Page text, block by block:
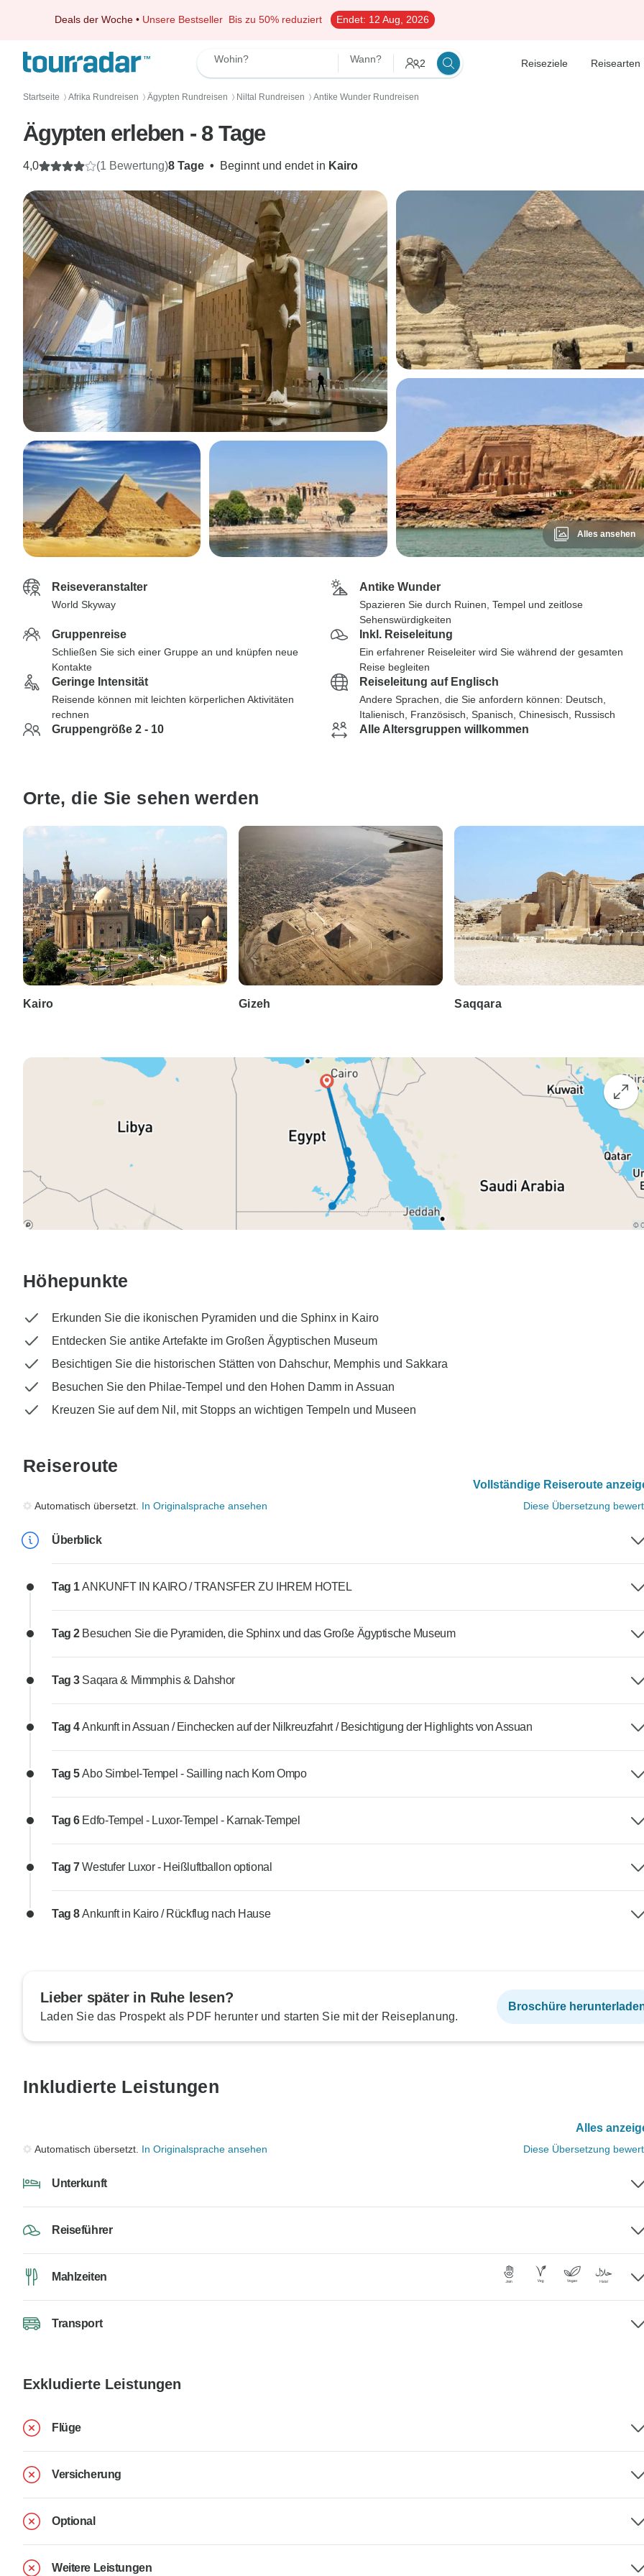
Deals der Woche • Unsere Bestseller Bis zu 50% reduziert Endet: 12 Aug, 2026
Wohin? Wann? 2 Reiseziele Reisearten
Startseite 〉 Afrika Rundreisen 〉 Ägypten Rundreisen 〉 Niltal Rundreisen 〉 Antike Wunder Rundreisen
Ägypten erleben - 8 Tage
8 Tage • Beginnt und endet in Kairo
4,0 (1 Bewertung)
Alles ansehen
Reiseveranstalter
World Skyway
Antike Wunder
Spazieren Sie durch Ruinen, Tempel und zeitlose
Sehenswürdigkeiten
Gruppenreise
Schließen Sie sich einer Gruppe an und knüpfen neue
Kontakte
Inkl. Reiseleitung
Ein erfahrener Reiseleiter wird Sie während der gesamten
Reise begleiten
Geringe Intensität
Reisende können mit leichten körperlichen Aktivitäten
rechnen
Reiseleitung auf Englisch
Andere Sprachen, die Sie anfordern können: Deutsch,
Italienisch, Französisch, Spanisch, Chinesisch, Russisch
Gruppengröße 2 - 10 Alle Altersgruppen willkommen
Orte, die Sie sehen werden
Kairo Gizeh Saqqara
Höhepunkte
Erkunden Sie die ikonischen Pyramiden und die Sphinx in Kairo
Entdecken Sie antike Artefakte im Großen Ägyptischen Museum
Besichtigen Sie die historischen Stätten von Dahschur, Memphis und Sakkara
Besuchen Sie den Philae-Tempel und den Hohen Damm in Assuan
Kreuzen Sie auf dem Nil, mit Stopps an wichtigen Tempeln und Museen
Reiseroute
Vollständige Reiseroute
Automatisch übersetzt. In Originalsprache ansehen Diese Übersetzung
Überblick
Tag 1ANKUNFT IN KAIRO / TRANSFER ZU IHREM HOTEL
Tag 2 Besuchen Sie die Pyramiden, die Sphinx und das Große Ägyptische Museum
Tag 3 Saqara & Mimmphis & Dahshor
Tag 4Ankunft in Assuan / Einchecken auf der Nilkreuzfahrt / Besichtigung der Highlights von Assuan
Tag 5Abo Simbel-Tempel - Sailling nach Kom Ompo
Tag 6 Edfo-Tempel - Luxor-Tempel - Karnak-Tempel
Tag 7Westufer Luxor - Heißluftballon optional
Tag 8Ankunft in Kairo / Rückflug nach Hause
Lieber später in Ruhe lesen?
Laden Sie das Prospekt als PDF herunter und starten Sie mit der Reiseplanung.
Broschüre
Inkludierte Leistungen
Alles
Automatisch übersetzt. In Originalsprache ansehen Diese Übersetzung
Unterkunft
Reiseführer
Mahlzeiten
Transport
Exkludierte Leistungen
Flüge
Versicherung
Optional
Weitere Leistungen